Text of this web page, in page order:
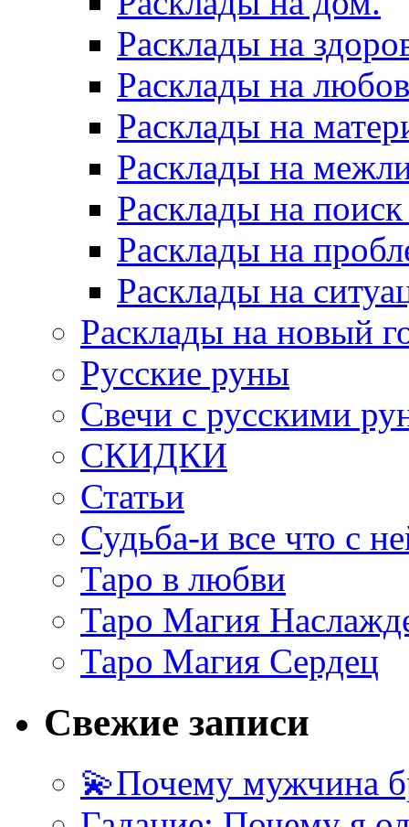
Расклады на
Расклады на
Расклады на
Расклады на
Расклады на
Расклады на
Расклады на
Расклады на новый
Русские руны
Свечи с русскими
СКИДКИ
Статьи
Судьба-и все что с
Таро в любви
Таро Магия
Таро Магия Сердец
Свежие записи
💫Почему мужчина